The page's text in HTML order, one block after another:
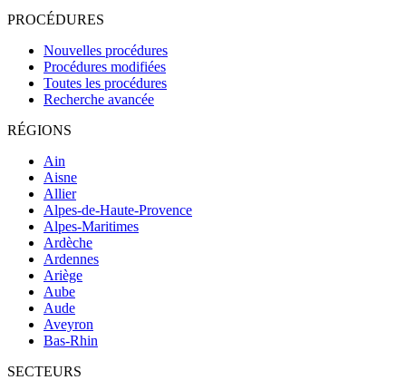
PROCÉDURES
Nouvelles procédures
Procédures modifiées
Toutes les procédures
Recherche avancée
RÉGIONS
Ain
Aisne
Allier
Alpes-de-Haute-Provence
Alpes-Maritimes
Ardèche
Ardennes
Ariège
Aube
Aude
Aveyron
Bas-Rhin
SECTEURS